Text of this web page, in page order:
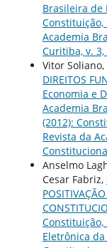
Brasileira de
Constituição,
Academia
Curitiba, v.
Vitor Soliano,
DIREITOS
Economia e
Academia
(2012):
Revista da
Anselmo
Cesar Fabriz,
Constituição,
Eletrônica